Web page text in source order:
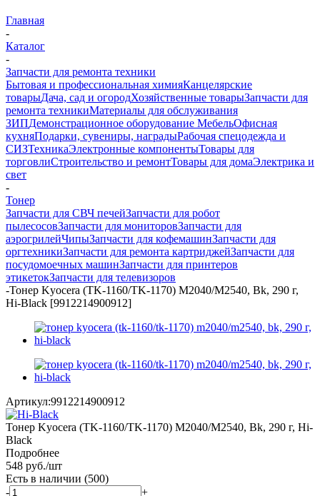
Главная
-
Каталог
-
Запчасти для ремонта техники
Бытовая и профессиональная химияКанцелярские
товарыДача, сад и огородХозяйственные товарыЗапчасти для
ремонта техникиМатериалы для обслуживания
ЗИПДемонстрационное оборудование МебельОфисная
кухняПодарки, сувениры, наградыРабочая спецодежда и
СИЗТехникаЭлектронные компонентыТовары для
торговлиСтроительство и ремонтТовары для домаЭлектрика и
свет
-
Тонер
Запчасти для СВЧ печейЗапчасти для робот
пылесосовЗапчасти для мониторовЗапчасти для
аэрогрилейЧипыЗапчасти для кофемашинЗапчасти для
оргтехникиЗапчасти для ремонта картриджейЗапчасти для
посудомоечных машинЗапчасти для принтеров
этикетокЗапчасти для телевизоров
-Тонер Kyocera (TK-1160/TK-1170) M2040/M2540, Bk, 290 г,
Hi-Black [9912214900912]
Артикул:9912214900912
Тонер Kyocera (TK-1160/TK-1170) M2040/M2540, Bk, 290 г, Hi-
Black
Подробнее
548 руб./шт
Есть в наличии (500)
-
+